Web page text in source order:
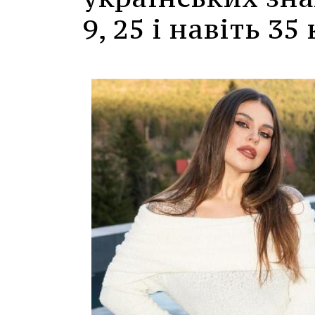
9, 25 і навіть 35